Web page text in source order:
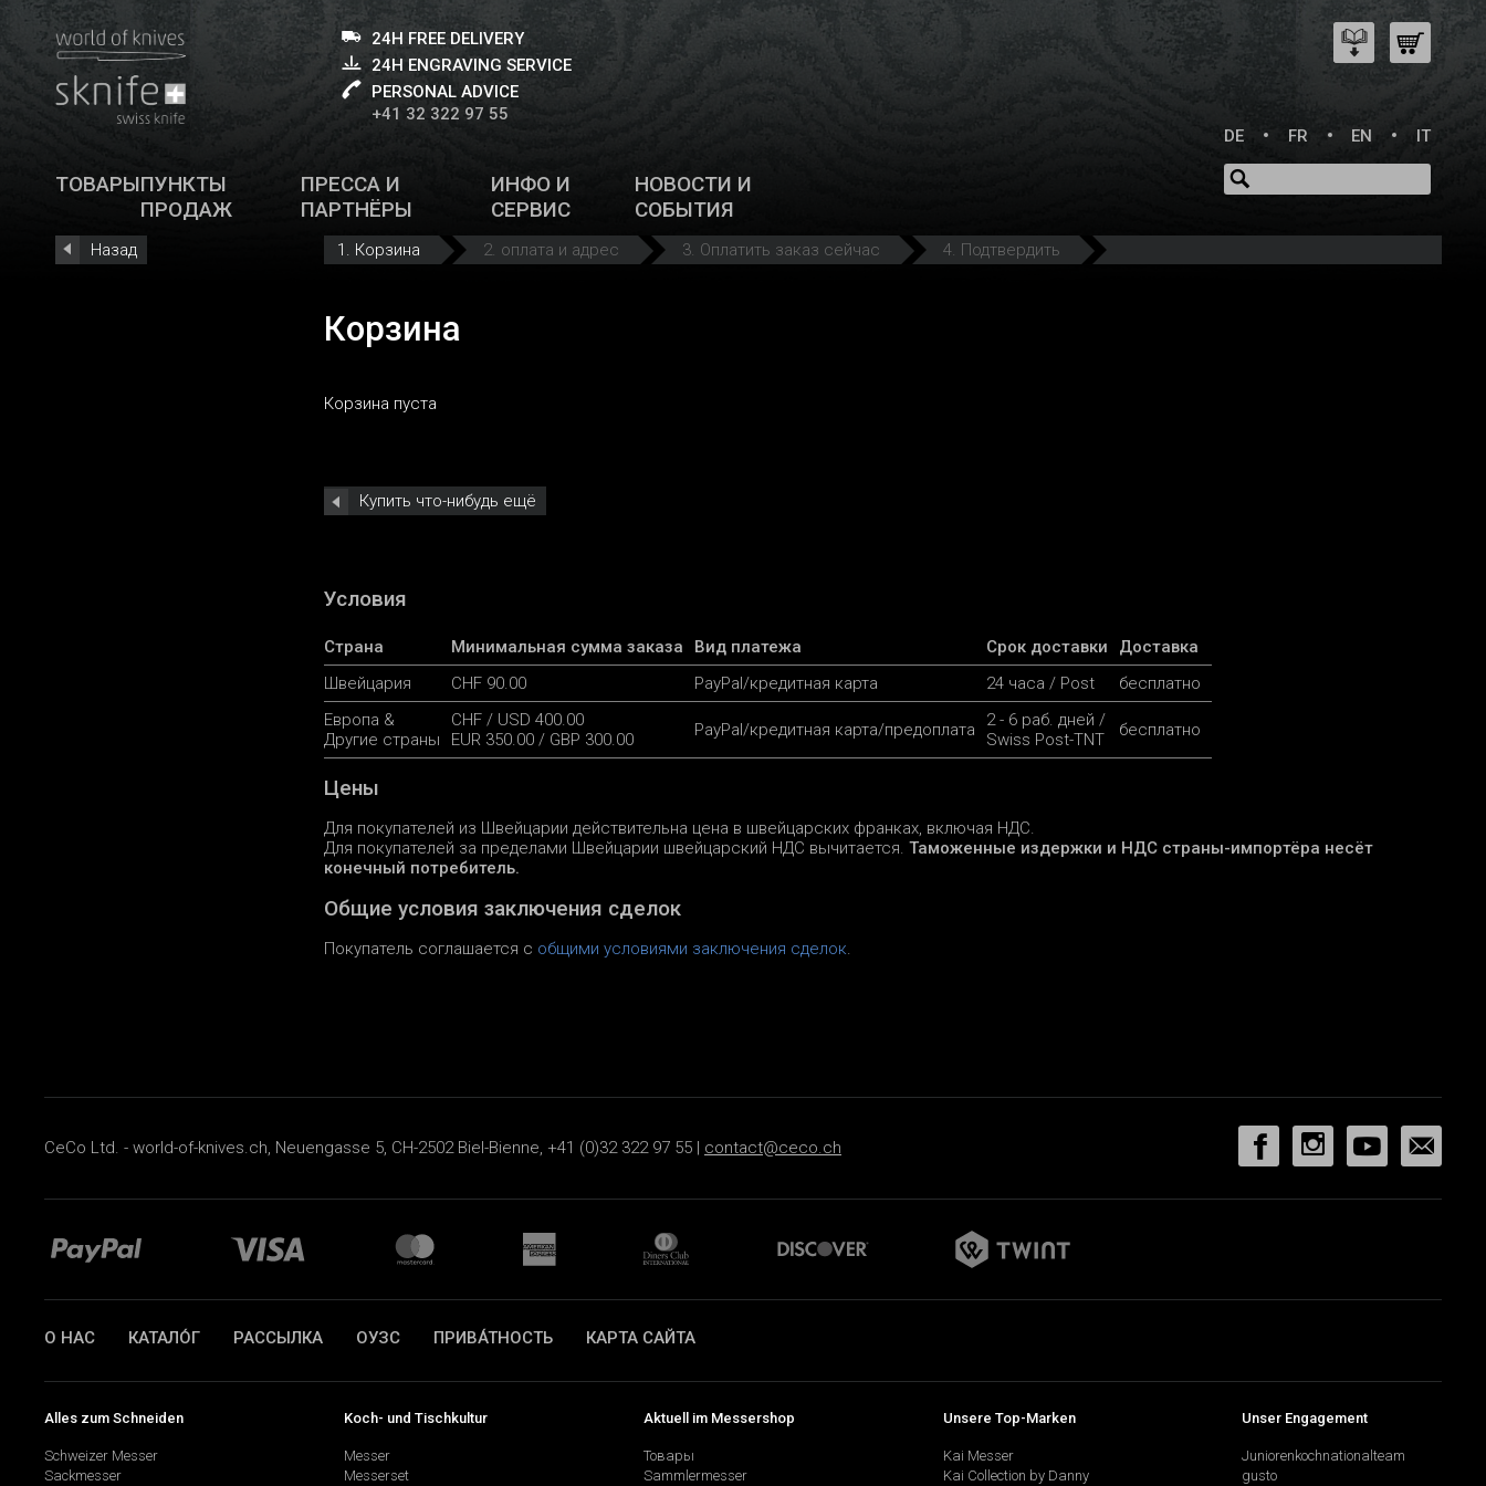
24H FREE DELIVERY
24H ENGRAVING SERVICE
PERSONAL ADVICE
+41 32 322 97 55
DE
FR EN IT
ТОВАРЫПУНКТЫ
ПРОДАЖ
ПРЕССА И
ПАРТНЁРЫ
ИНФО И
СЕРВИС
НОВОСТИ И
СОБЫТИЯ
Назад 1. Корзина 2. оплата и адрес 3. Оплатить заказ сейчас 4. Подтвердить
Корзина
Корзина пуста
Купить что-нибудь ещё
Условия
Страна Минимальная сумма заказа Вид платежа Срок доставки
Доставка
Швейцария
CHF 90.00 PayPal/кредитная карта 24 часа / Post
бесплатно
Европа &
Другие страны
CHF / USD 400.00
EUR 350.00 / GBP 300.00
PayPal/кредитная карта/предоплата
2 - 6 раб. дней /
Swiss Post-TNT
бесплатно
Цены
Для покупателей из Швейцарии действительна цена в швейцарских франках, включая НДС.
Для покупателей за пределами Швейцарии швейцарский НДС вычитается. Таможенные издержки и НДС страны-импортёра несёт
конечный потребитель.
Общие условия заключения сделок
Покупатель соглашается с общими условиями заключения сделок.
CeCo Ltd. - world-of-knives.ch, Neuengasse 5, CH-2502 Biel-Bienne, +41 (0)32 322 97 55 | contact@ceco.ch
О НАС КАТАЛО́Г РАССЫЛКА ОУЗС ПРИВА́ТНОСТЬ КАРТА САЙТА
Alles zum Schneiden
Schweizer Messer
Sackmesser
Koch- und Tischkultur
Messer
Messerset
Aktuell im Messershop
Товары
Sammlermesser
Unsere Top-Marken
Kai Messer
Kai Collection by Danny
Unser Engagement
Juniorenkochnationalteam
gusto